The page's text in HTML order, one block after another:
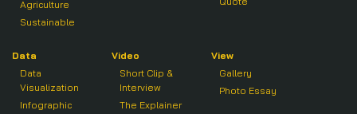
Agriculture
Sustainable
Data
Data
Visualization
Infographic
Video
Short Clip &
Interview
The Explainer
View
Gallery
Photo Essay